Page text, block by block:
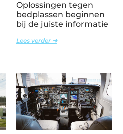
Oplossingen tegen
bedplassen beginnen
bij de juiste informatie
Lees verder ➜